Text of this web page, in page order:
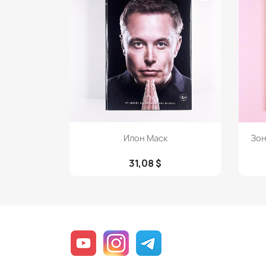
Просмотр
Илон Маск
31,08 $
YouTube Instagram